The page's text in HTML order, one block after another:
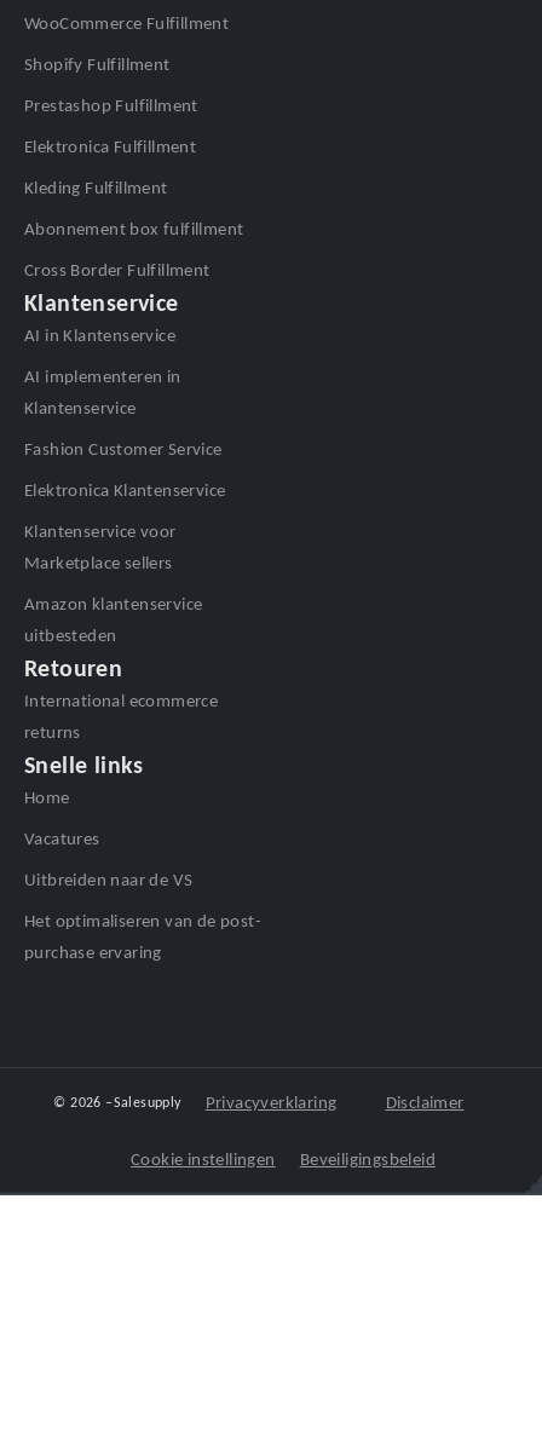
WooCommerce Fulfillment
Shopify Fulfillment
Prestashop Fulfillment
Elektronica Fulfillment
Kleding Fulfillment
Abonnement box fulfillment
Cross Border Fulfillment
Klantenservice
AI in Klantenservice
AI implementeren in
Klantenservice
Fashion Customer Service
Elektronica Klantenservice
Klantenservice voor
Marketplace sellers
Amazon klantenservice
uitbesteden
Retouren
International ecommerce
returns
Snelle links
Home
Vacatures
Uitbreiden naar de VS
Het optimaliseren van de post-
purchase ervaring
© 2026 –Salesupply Privacyverklaring Disclaimer
Cookie instellingen Beveiligingsbeleid